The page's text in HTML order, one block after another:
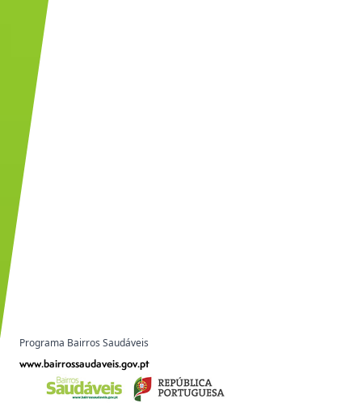
Programa Bairros Saudáveis
www.bairrossaudaveis.gov.pt